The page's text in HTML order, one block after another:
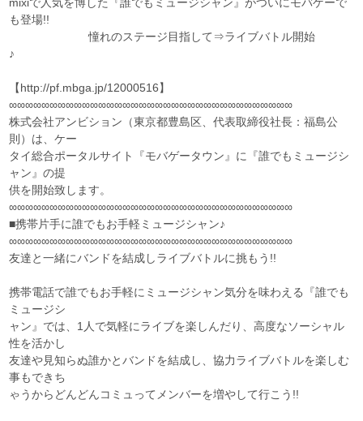
mixiで人気を博した『誰でもミュージシャン』がついにモバゲーで
も登場!!
憧れのステージ目指して⇒ライブバトル開始
♪
【http://pf.mbga.jp/12000516】
∞∞∞∞∞∞∞∞∞∞∞∞∞∞∞∞∞∞∞∞∞∞∞∞∞∞∞∞∞∞∞∞∞∞∞
株式会社アンビション（東京都豊島区、代表取締役社長：福島公
則）は、ケー
タイ総合ポータルサイト『モバゲータウン』に『誰でもミュージシ
ャン』の提
供を開始致します。
∞∞∞∞∞∞∞∞∞∞∞∞∞∞∞∞∞∞∞∞∞∞∞∞∞∞∞∞∞∞∞∞∞∞∞
■携帯片手に誰でもお手軽ミュージシャン♪
∞∞∞∞∞∞∞∞∞∞∞∞∞∞∞∞∞∞∞∞∞∞∞∞∞∞∞∞∞∞∞∞∞∞∞
友達と一緒にバンドを結成しライブバトルに挑もう!!
携帯電話で誰でもお手軽にミュージシャン気分を味わえる『誰でも
ミュージシ
ャン』では、1人で気軽にライブを楽しんだり、高度なソーシャル
性を活かし
友達や見知らぬ誰かとバンドを結成し、協力ライブバトルを楽しむ
事もできち
ゃうからどんどんコミュってメンバーを増やして行こう!!